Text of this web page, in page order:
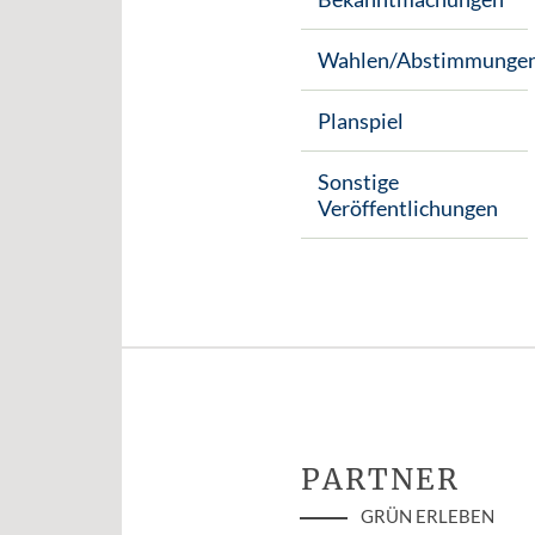
Wahlen/
Planspiel
Sonstige
Veröffentlichungen
PARTNER
GRÜN ERLEBEN